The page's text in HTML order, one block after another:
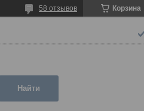
Корзина
58 отзывов
Найти